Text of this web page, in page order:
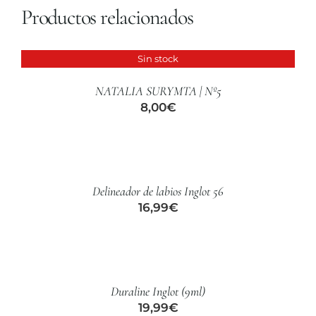
Productos relacionados
Sin stock
NATALIA SURYMTA | Nº5
8,00€
Delineador de labios Inglot 56
16,99€
Duraline Inglot (9ml)
19,99€